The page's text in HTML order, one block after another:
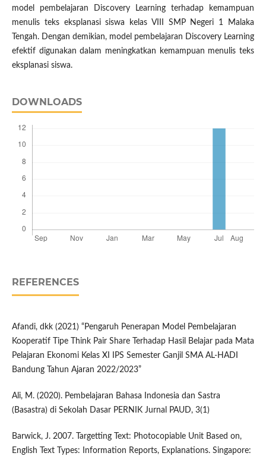
model pembelajaran Discovery Learning terhadap kemampuan
menulis teks eksplanasi siswa kelas VIII SMP Negeri 1 Malaka
Tengah. Dengan demikian, model pembelajaran Discovery Learning
efektif digunakan dalam meningkatkan kemampuan menulis teks
eksplanasi siswa.
DOWNLOADS
REFERENCES
Afandi, dkk (2021) “Pengaruh Penerapan Model Pembelajaran
Kooperatif Tipe Think Pair Share Terhadap Hasil Belajar pada Mata
Pelajaran Ekonomi Kelas XI IPS Semester Ganjil SMA AL-HADI
Bandung Tahun Ajaran 2022/2023”
Ali, M. (2020). Pembelajaran Bahasa Indonesia dan Sastra
(Basastra) di Sekolah Dasar PERNIK Jurnal PAUD, 3(1)
Barwick, J. 2007. Targetting Text: Photocopiable Unit Based on,
English Text Types: Information Reports, Explanations. Singapore: